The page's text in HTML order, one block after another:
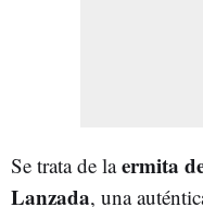
Se trata de laermita
Lanzada, una